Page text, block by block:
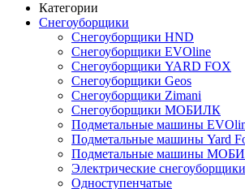
Категории
Снегоуборщики
Снегоуборщики HND
Снегоуборщики EVOline
Снегоуборщики YARD FOX
Снегоуборщики Geos
Снегоуборщики Zimani
Снегоуборщики МОБИЛК
Подметальные машины
Подметальные машины Yard
Подметальные машины
Электрические снегоуборщики
Одноступенчатые